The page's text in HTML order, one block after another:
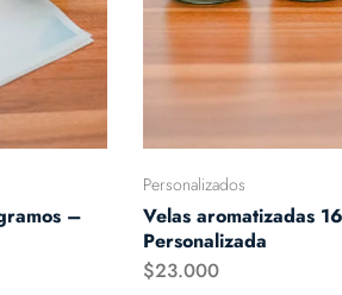
–
Personalizados
Velas aromatizadas
Personalizada
$23.000